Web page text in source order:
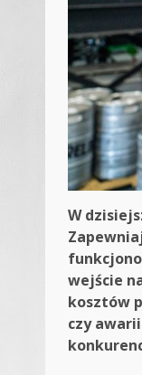
W
wejście
kosztów
czy